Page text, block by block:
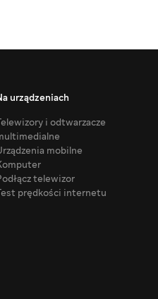
urządzeniach
i odtwarzacze
mobilne
telewizor
prędkości internetu